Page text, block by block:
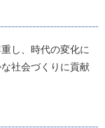
し、時代の変化に
社会づくりに貢献